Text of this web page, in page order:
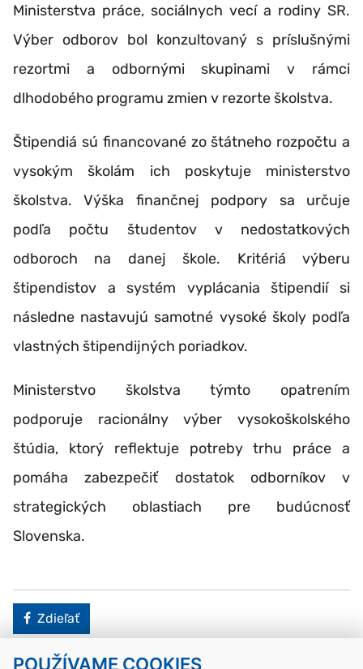
POUŽÍVAME COOKIES
Ministerstva práce, sociálnych vecí a rodiny SR.
Výber odborov bol konzultovaný s príslušnými
rezortmi a odbornými skupinami v rámci
dlhodobého programu zmien v rezorte školstva.
Štipendiá sú financované zo štátneho rozpočtu a
vysokým školám ich poskytuje ministerstvo
školstva. Výška finančnej podpory sa určuje
podľa počtu študentov v nedostatkových
odboroch na danej škole. Kritériá výberu
štipendistov a systém vyplácania štipendií si
následne nastavujú samotné vysoké školy podľa
vlastných štipendijných poriadkov.
Ministerstvo školstva týmto opatrením
podporuje racionálny výber vysokoškolského
štúdia, ktorý reflektuje potreby trhu práce a
pomáha zabezpečiť dostatok odborníkov v
strategických oblastiach pre budúcnosť
Slovenska.
Facebook
Zdieľať